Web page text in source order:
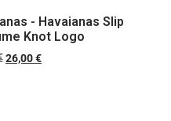
- Havaianas Slip
Knot Logo
26,00€